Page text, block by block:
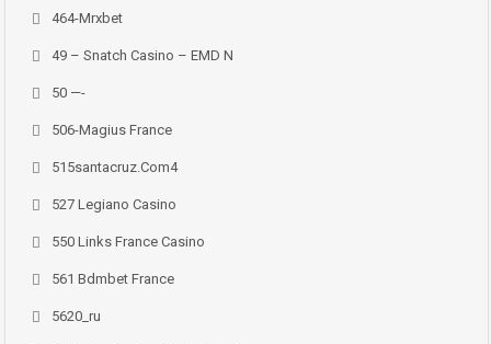
464-Mrxbet
49 – Snatch Casino – EMD N
50 —-
506-Magius France
515santacruz.com4
527 Legiano Casino
550 Links France Casino
561 Bdmbet France
5620_ru